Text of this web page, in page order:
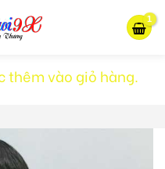
thêm vào giỏ hàng.